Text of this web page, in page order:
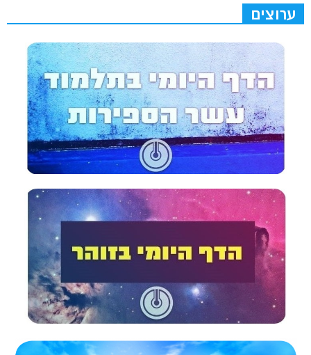
ערוצים